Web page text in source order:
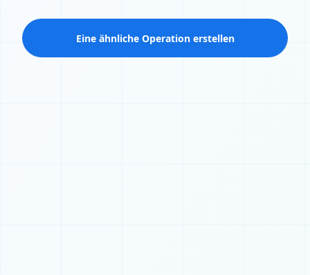
Eine ähnliche Operation erstellen